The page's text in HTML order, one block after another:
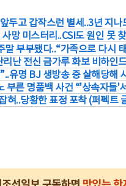
두고 갑작스런 별세..3년 지나
망 미스터리..CSI도 원인 못
부부됐다..“가족으로 다시
리난 전신 금가루 화보 비하인
유명 BJ 생방송 중 살해당해
부른 명품백 사건 “'상속자들'
혀..당황한 표정 포착 (퍼펙트